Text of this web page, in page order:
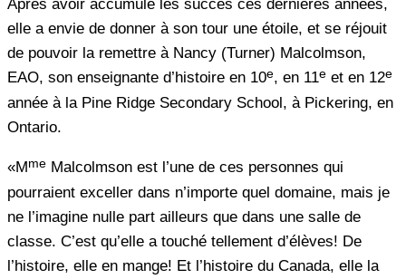
Après avoir accumulé les succès ces dernières années,
elle a envie de donner à son tour une étoile, et se réjouit
de pouvoir la remettre à Nancy (Turner) Malcolmson,
EAO, son enseignante d’histoire en 10e, en 11e et en 12e
année à la Pine Ridge Secondary School, à Pickering, en
Ontario.
«Mme Malcolmson est l’une de ces personnes qui
pourraient exceller dans n’importe quel domaine, mais je
ne l’imagine nulle part ailleurs que dans une salle de
classe. C’est qu’elle a touché tellement d’élèves! De
l’histoire, elle en mange! Et l’histoire du Canada, elle la